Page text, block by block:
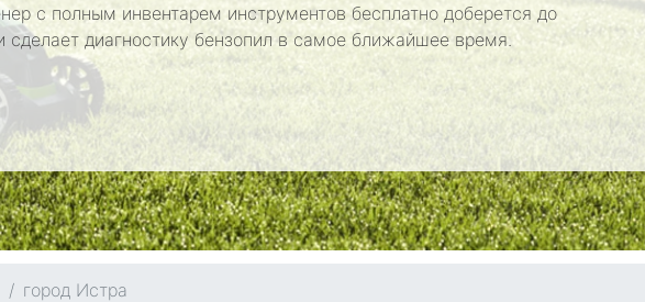
с полным инвентарем инструментов бесплатно доберется до
сделает диагностику бензопил в самое ближайшее время.
город Истра